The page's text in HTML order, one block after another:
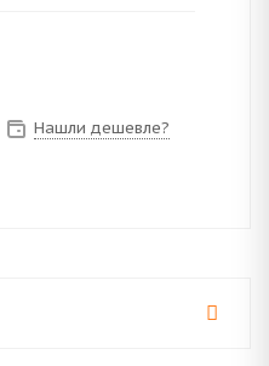
Нашли дешевле?